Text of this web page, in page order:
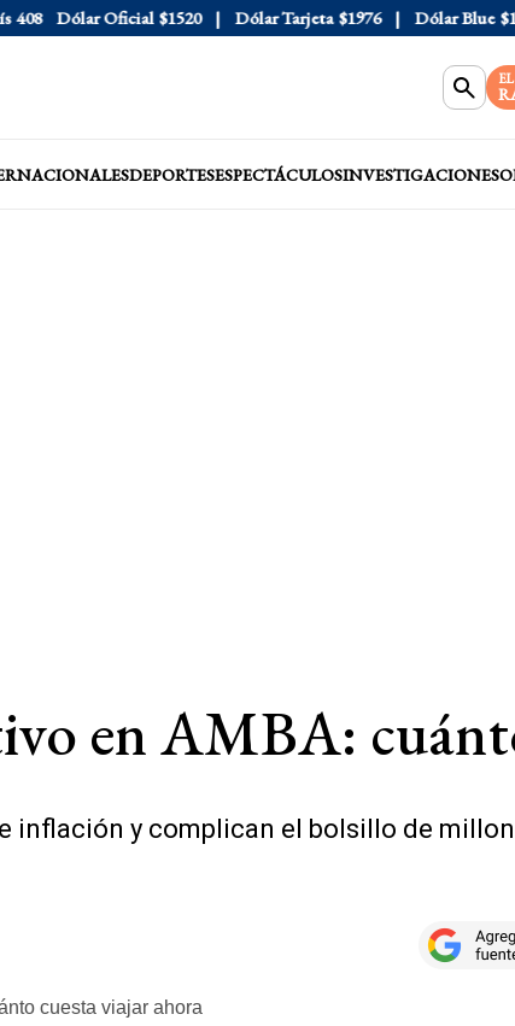
Dólar Oficial $1520 Dólar Tarjeta $1976 Dólar Blue
DEPORTESESPECTÁCULOSINVESTIGACIONES
en AMBA:
inflación y complican el bolsillo de